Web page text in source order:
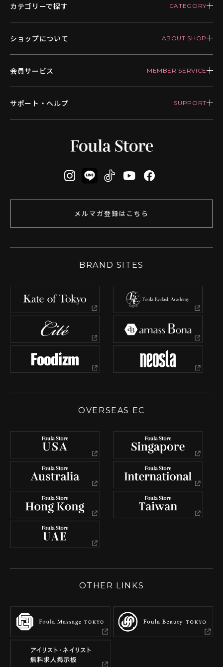
カテゴリーで探す
ショップについて
会員サービス
サポート・ヘルプ
メルマガ登録はこちら
BRAND SITES
OVERSEAS EC
OTHER LINKS